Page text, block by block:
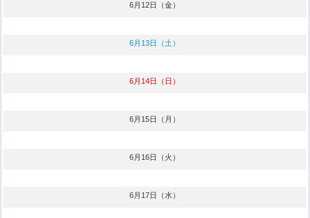
6月12日（金）
6月13日（土）
6月14日（日）
6月15日（月）
6月16日（火）
6月17日（水）